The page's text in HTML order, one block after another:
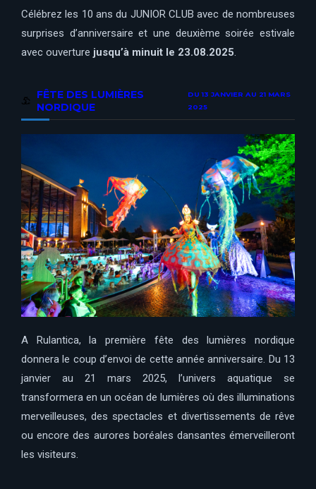
Célébrez les 10 ans du JUNIOR CLUB avec de nombreuses
surprises d’anniversaire et une deuxième soirée estivale
avec ouverture jusqu’à minuit le 23.08.2025.
FÊTE DES LUMIÈRES
NORDIQUE
DU 13 JANVIER AU 21 MARS
2025
A Rulantica, la première fête des lumières nordique
donnera le coup d’envoi de cette année anniversaire. Du 13
janvier au 21 mars 2025, l’univers aquatique se
transformera en un océan de lumières où des illuminations
merveilleuses, des spectacles et divertissements de rêve
ou encore des aurores boréales dansantes émerveilleront
les visiteurs.